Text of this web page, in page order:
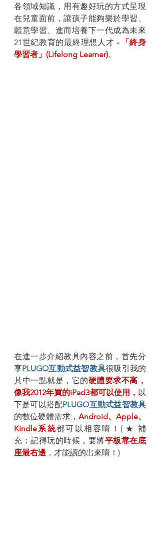
各領域知識，用有趣好玩的方式呈現
在兒童面前，讓孩子能夠樂於學習、
願意學習、進而培養下一代成為未來
21世紀教育的最終理想人才 - 「終身
學習者」(Lifelong Learner)。
在進一步介紹教具內容之前，首先分
享PLUGO互動式益智教具很吸引我的
其中一點就是，它的硬體要求不高，
像我2012年買的iPad3都可以使用， 以
下是可以搭配PLUGO互動式益智教具
的數位硬體需求， Android、Apple、
Kindle系統都可以相容唷！( ★ 補
充：記得玩的時候，要將平板靠在底
座最右邊 ，才能讀的出來唷！)